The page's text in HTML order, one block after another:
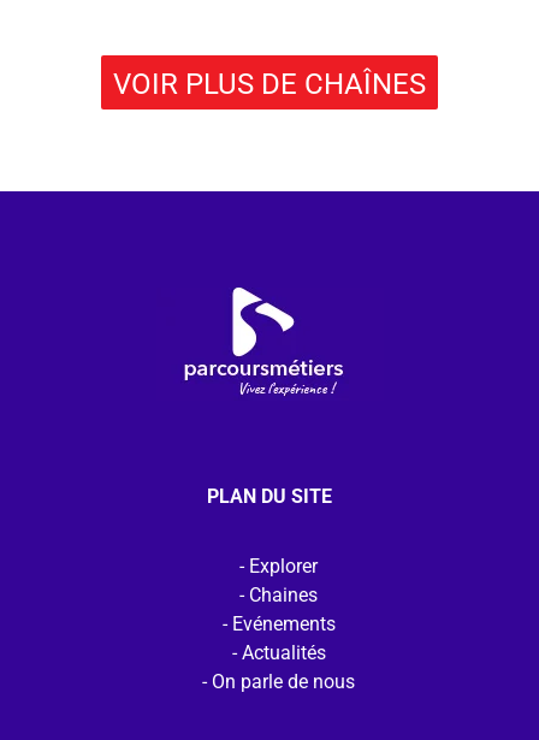
VOIR PLUS DE CHAÎNES
PLAN DU SITE
Explorer
Chaines
Evénements
Actualités
On parle de nous